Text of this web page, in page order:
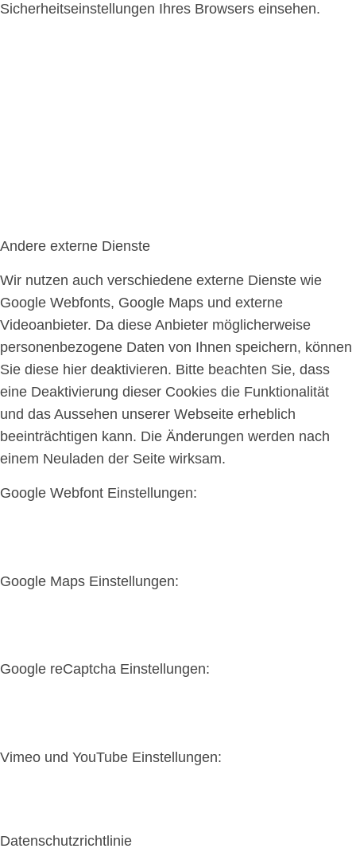
Sicherheitseinstellungen Ihres Browsers einsehen.
Andere externe Dienste
Wir nutzen auch verschiedene externe Dienste wie
Google Webfonts, Google Maps und externe
Videoanbieter. Da diese Anbieter möglicherweise
personenbezogene Daten von Ihnen speichern, können
Sie diese hier deaktivieren. Bitte beachten Sie, dass
eine Deaktivierung dieser Cookies die Funktionalität
und das Aussehen unserer Webseite erheblich
beeinträchtigen kann. Die Änderungen werden nach
einem Neuladen der Seite wirksam.
Google Webfont Einstellungen:
Google Maps Einstellungen:
Google reCaptcha Einstellungen:
Vimeo und YouTube Einstellungen:
Datenschutzrichtlinie